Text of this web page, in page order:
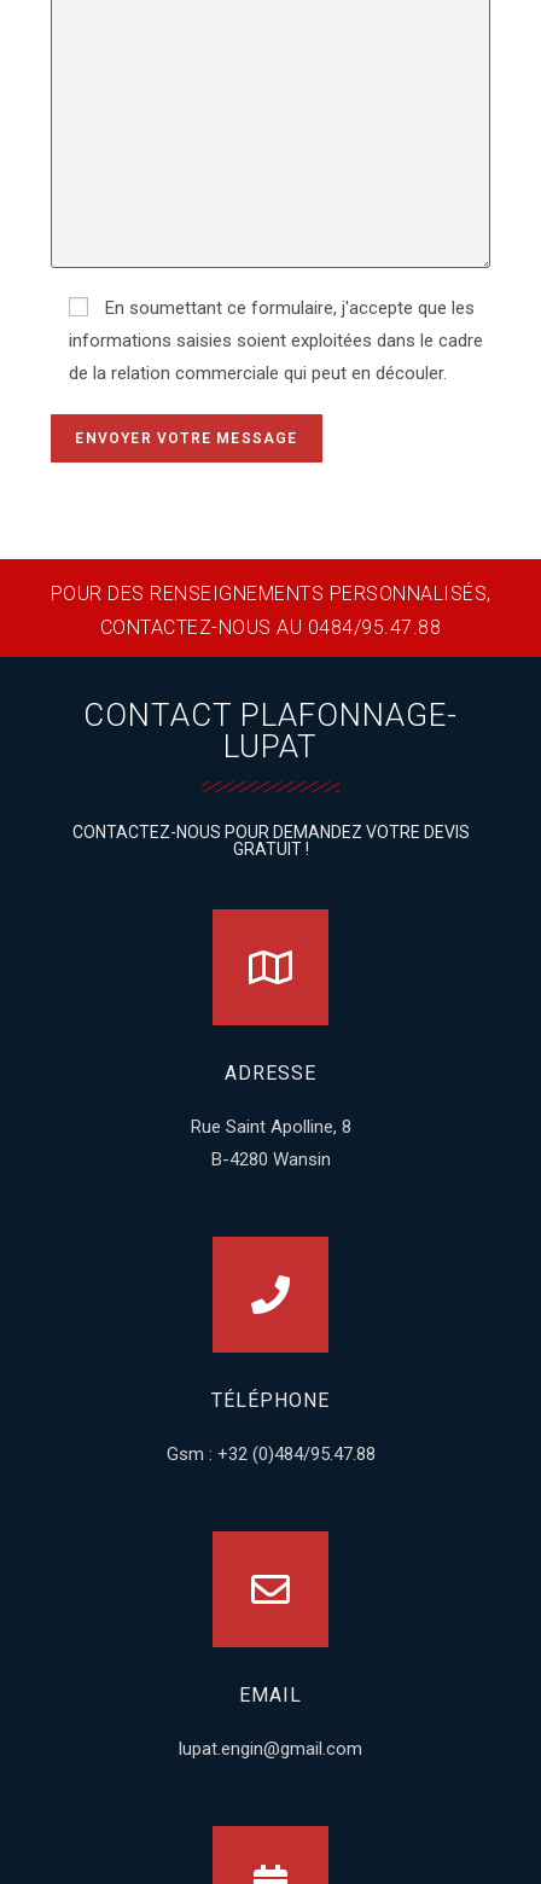
En soumettant ce formulaire, j'accepte que les
informations saisies soient exploitées dans le cadre
de la relation commerciale qui peut en découler.
POUR DES RENSEIGNEMENTS PERSONNALISÉS,
CONTACTEZ-NOUS AU 0484/95.47.88
CONTACT PLAFONNAGE-
LUPAT
CONTACTEZ-NOUS POUR DEMANDEZ VOTRE DEVIS
GRATUIT !
ADRESSE
Rue Saint Apolline, 8
B-4280 Wansin
TÉLÉPHONE
Gsm : +32 (0)484/95.47.88
EMAIL
lupat.engin@gmail.com